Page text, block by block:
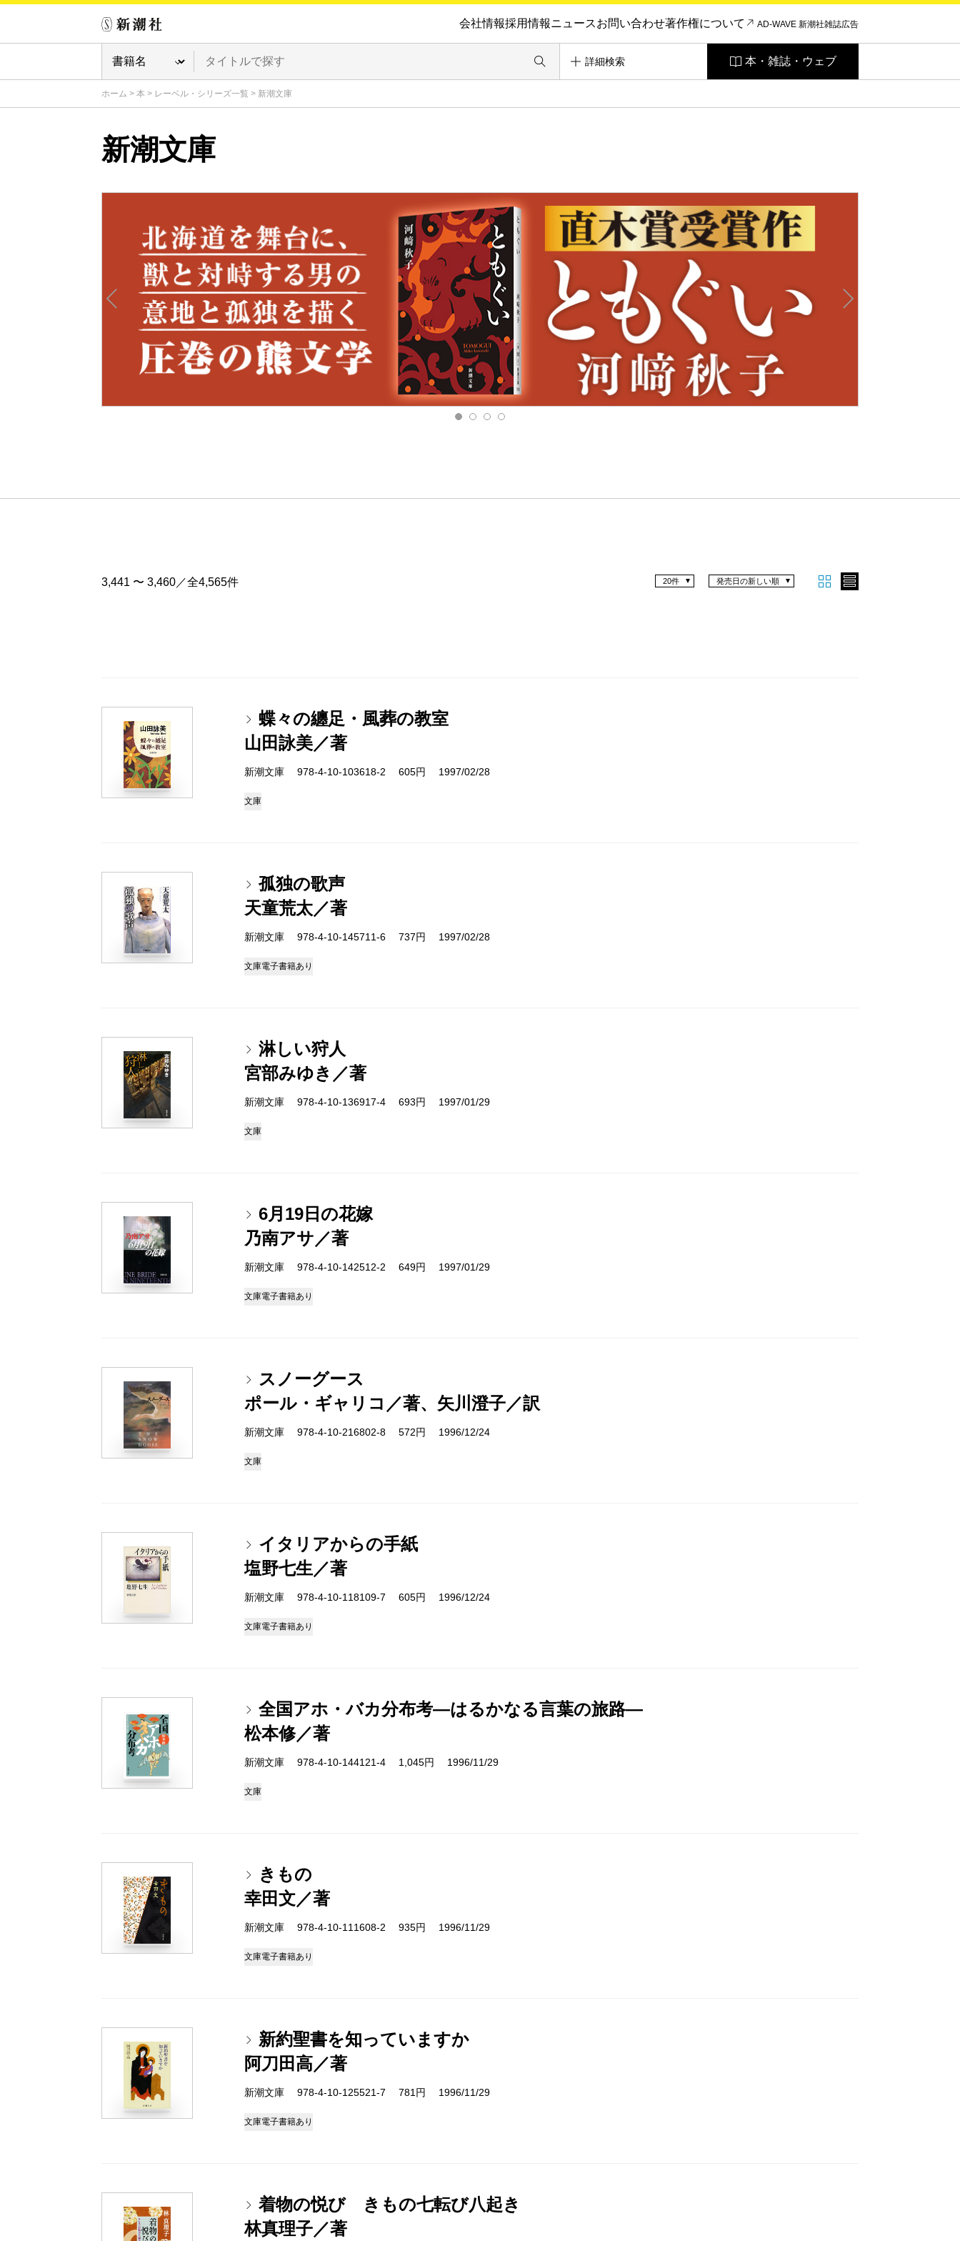
会社情報採用情報ニュースお問い合わせ著作権について AD-WAVE 新潮社雑誌広告
詳細検索 本・雑誌・ウェブ
ホーム > 本 > レーベル・シリーズ一覧 > 新潮文庫
新潮文庫
3,441 〜 3,460／全4,565件 発売日の新しい順
20件
蝶々の纏足・風葬の教室
山田詠美／著
新潮文庫 978-4-10-103618-2 605円 1997/02/28
文庫
孤独の歌声
天童荒太／著
新潮文庫 978-4-10-145711-6 737円 1997/02/28
文庫電子書籍あり
淋しい狩人
宮部みゆき／著
新潮文庫 978-4-10-136917-4 693円 1997/01/29
文庫
6月19日の花嫁
乃南アサ／著
新潮文庫 978-4-10-142512-2 649円 1997/01/29
文庫電子書籍あり
スノーグース
ポール・ギャリコ／著、矢川澄子／訳
新潮文庫 978-4-10-216802-8 572円 1996/12/24
文庫
イタリアからの手紙
塩野七生／著
新潮文庫 978-4-10-118109-7 605円 1996/12/24
文庫電子書籍あり
全国アホ・バカ分布考―はるかなる言葉の旅路―
松本修／著
新潮文庫 978-4-10-144121-4 1,045円 1996/11/29
文庫
きもの
幸田文／著
新潮文庫 978-4-10-111608-2 935円 1996/11/29
文庫電子書籍あり
新約聖書を知っていますか
阿刀田高／著
新潮文庫 978-4-10-125521-7 781円 1996/11/29
文庫電子書籍あり
着物の悦び きもの七転び八起き
林真理子／著